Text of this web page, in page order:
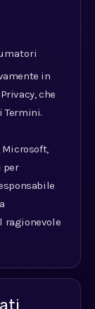
in
che
Microsoft,
per
ragionevole